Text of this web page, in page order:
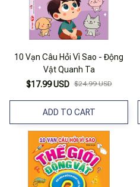
10 Vạn Câu Hỏi Vì Sao - Động
Vật Quanh Ta
$17.99 USD $24.99 USD
ADD TO CART